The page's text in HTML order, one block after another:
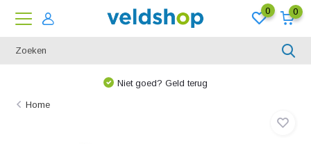
0 0
Niet goed? Geld terug
Home